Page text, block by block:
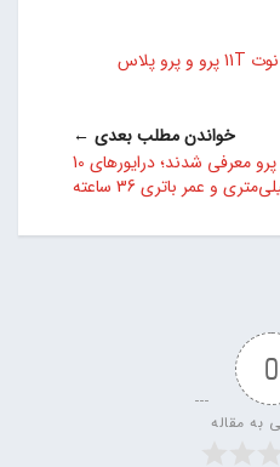
شیائومی از گوشی‌های ردمی نوت 11T پرو و پرو پلاس
خواندن مطلب بعدی ←
ایربادهای ردمی بادز 4 و 4 پرو معرفی شدند؛ درایورهای 10
و عمر باتری 36 ساعته
0
به مقاله